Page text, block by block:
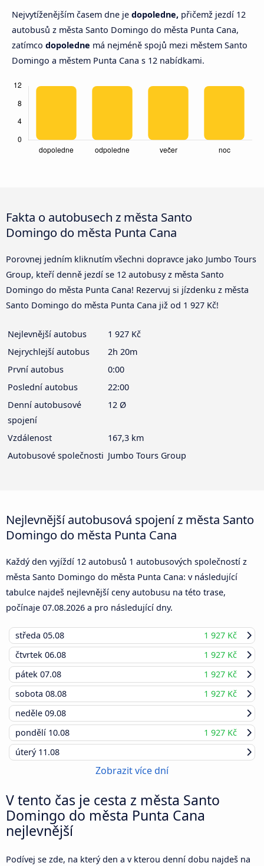
Nejvytíženějším časem dne je dopoledne, přičemž jezdí 12
autobusů z města Santo Domingo do města Punta Cana,
zatímco dopoledne má nejméně spojů mezi městem Santo
Domingo a městem Punta Cana s 12 nabídkami.
Fakta o autobusech z města Santo
Domingo do města Punta Cana
Porovnej jedním kliknutím všechni dopravce jako Jumbo Tours
Group, kteří denně jezdí se 12 autobusy z města Santo
Domingo do města Punta Cana! Rezervuj si jízdenku z města
Santo Domingo do města Punta Cana již od 1 927 Kč!
Nejlevnější autobus
1 927 Kč
Nejrychlejší autobus
2h 20m
První autobus
0:00
Poslední autobus
22:00
Denní autobusové
spojení
12 Ø
Vzdálenost
167,3 km
Autobusové společnosti Jumbo Tours Group
Nejlevnější autobusová spojení z města Santo
Domingo do města Punta Cana
Každý den vyjíždí 12 autobusů 1 autobusových společností z
města Santo Domingo do města Punta Cana: v následující
tabulce najdeš nejlevnější ceny autobusu na této trase,
počínaje 07.08.2026 a pro následující dny.
středa 05.08
1 927 Kč
čtvrtek 06.08
1 927 Kč
pátek 07.08
1 927 Kč
sobota 08.08
1 927 Kč
neděle 09.08
pondělí 10.08
1 927 Kč
úterý 11.08
Zobrazit více dní
V tento čas je cesta z města Santo
Domingo do města Punta Cana
nejlevnější
Podívej se zde, na který den a v kterou denní dobu najdeš na